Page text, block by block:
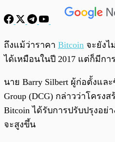
พร้อมเล่น
ถึงแม้ว่าราคา Bitcoin จะยังไ
ได้เหมือนในปี 2017 แต่ก็มีกา
นาย Barry Silbert ผู้ก่อตั้งแล
Group (DCG) กล่าวว่าโครง
Bitcoin ได้รับการปรับปรุงอ
จะสูงขึ้น